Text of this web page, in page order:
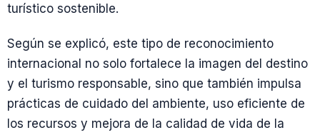
turístico sostenible.
Según se explicó, este tipo de reconocimiento
internacional no solo fortalece la imagen del destino
y el turismo responsable, sino que también impulsa
prácticas de cuidado del ambiente, uso eficiente de
los recursos y mejora de la calidad de vida de la